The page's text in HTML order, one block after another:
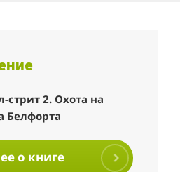
стрит 2. Охота на
Белфорта
о книге